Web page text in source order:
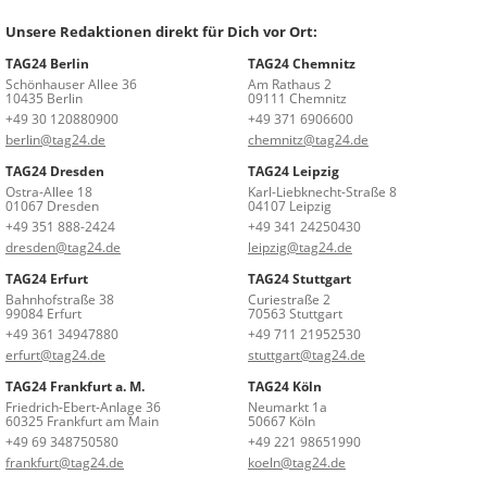
Unsere Redaktionen direkt für Dich vor Ort:
TAG24 Berlin
Schönhauser Allee 36
10435 Berlin
+49 30 120880900
berlin@tag24.de
TAG24 Chemnitz
Am Rathaus 2
09111 Chemnitz
+49 371 6906600
chemnitz@tag24.de
TAG24 Dresden
Ostra-Allee 18
01067 Dresden
+49 351 888-2424
dresden@tag24.de
TAG24 Leipzig
Karl-Liebknecht-Straße 8
04107 Leipzig
+49 341 24250430
leipzig@tag24.de
TAG24 Erfurt
Bahnhofstraße 38
99084 Erfurt
+49 361 34947880
erfurt@tag24.de
TAG24 Stuttgart
Curiestraße 2
70563 Stuttgart
+49 711 21952530
stuttgart@tag24.de
TAG24 Frankfurt a. M.
Friedrich-Ebert-Anlage 36
60325 Frankfurt am Main
+49 69 348750580
frankfurt@tag24.de
TAG24 Köln
Neumarkt 1a
50667 Köln
+49 221 98651990
koeln@tag24.de